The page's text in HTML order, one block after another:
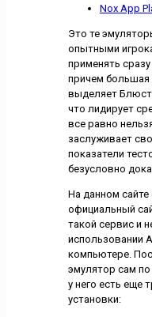
Nox App
Это те
опытными
применять
причем большая
выделяет
что лидирует
все равно
заслуживает
показатели
безусловно
На данном сайте
официальный
такой сервис и
использовании
компьютере.
эмулятор сам по
у него есть еще
установки: